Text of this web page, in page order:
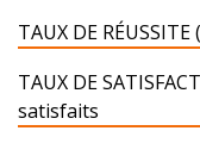
TAUX DE RÉUSSITE
TAUX DE
satisfaits